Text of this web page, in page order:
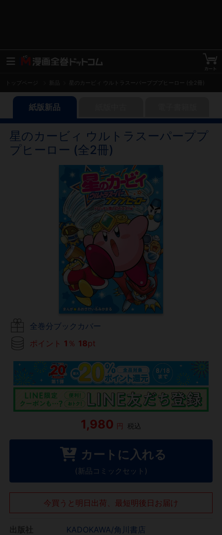
トップページ 星のカービィ ウルトラスーパープププヒーロー (全2冊)
紙版新品
星のカービィ ウルトラスーパーププ
プヒーロー (全2冊)
全巻分ブックカバー
ポイント 1 ％ 18pt
1,980 円 税込
カートに入れる
(新品コミックセット)
今買うと明日出荷、最短明後日お届け
KADOKAWA/角川書店